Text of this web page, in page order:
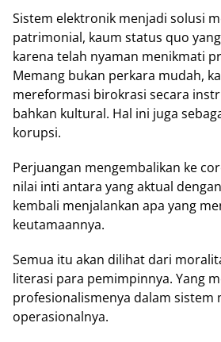
Sistem elektronik menjadi solusi
patrimonial, kaum status quo
karena telah nyaman menikmati
Memang bukan perkara mudah,
mereformasi birokrasi secara
bahkan kultural. Hal ini juga
korupsi.
Perjuangan mengembalikan ke
nilai inti antara yang aktual
kembali menjalankan apa yang
keutamaannya.
Semua itu akan dilihat dari
literasi para pemimpinnya. Yang
profesionalismenya dalam sistem
operasionalnya.